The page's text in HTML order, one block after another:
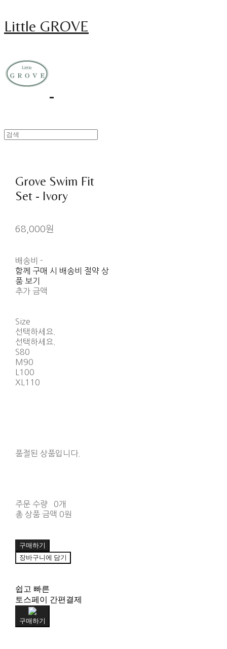
Little GROVE
Grove Swim Fit
Set - Ivory
68,000원
배송비 -
함께 구매 시 배송비 절약 상
품 보기
추가 금액
Size
선택하세요.
선택하세요.
S80
M90
L100
XL110
품절된 상품입니다.
주문 수량
0개
총 상품 금액 0원
구매하기
장바구니에 담기
쉽고 빠른
토스페이 간편결제
구매하기